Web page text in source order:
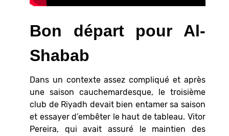
Bon départ pour Al-
Shabab
Dans un contexte assez compliqué et après
une saison cauchemardesque, le troisième
club de Riyadh devait bien entamer sa saison
et essayer d’embêter le haut de tableau. Vitor
Pereira, qui avait assuré le maintien des